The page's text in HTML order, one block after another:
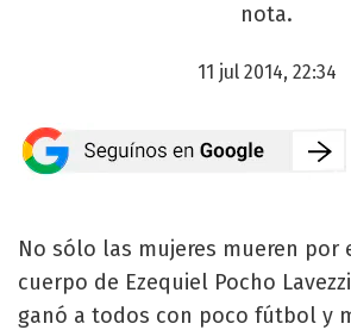
nota.
11 jul 2014, 22:34
No sólo las mujeres mueren por
cuerpo de Ezequiel Pocho
ganó a todos con poco fútbol y